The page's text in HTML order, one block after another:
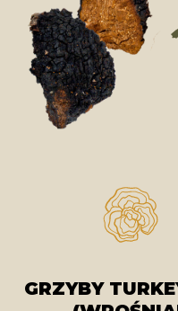
GRZYBY